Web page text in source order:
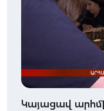
Կայացավ